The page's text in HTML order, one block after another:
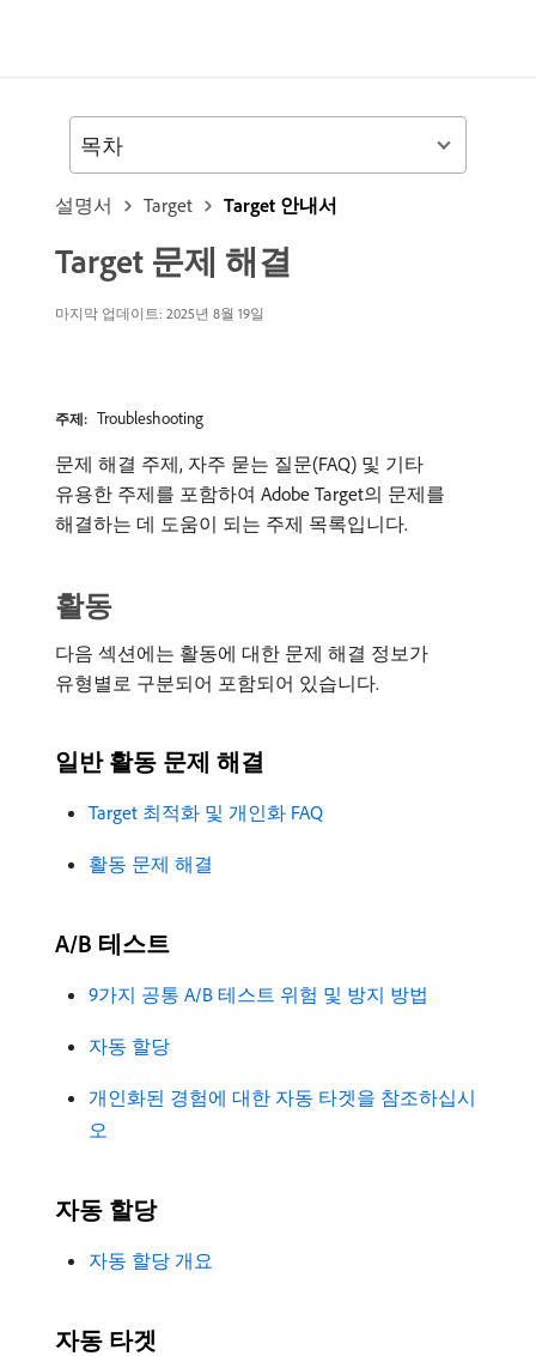
설명서 Target Target 안내서
Target 문제 해결
마지막 업데이트: 2025년 8월 19일
주제: Troubleshooting
문제 해결 주제, 자주 묻는 질문(FAQ) 및 기타
유용한 주제를 포함하여 Adobe Target의 문제를
해결하는 데 도움이 되는 주제 목록입니다.
활동
다음 섹션에는 활동에 대한 문제 해결 정보가
유형별로 구분되어 포함되어 있습니다.
일반 활동 문제 해결
Target 최적화 및 개인화 FAQ
활동 문제 해결
A/B 테스트
9가지 공통 A/B 테스트 위험 및 방지 방법
자동 할당
개인화된 경험에 대한 자동 타겟을 참조하십시
오
자동 할당
자동 할당 개요
자동 타겟
목차